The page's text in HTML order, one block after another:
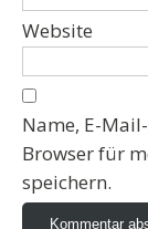
Website
Name, E-
Browser für
speichern.